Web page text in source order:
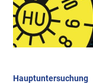
Hauptuntersuchung